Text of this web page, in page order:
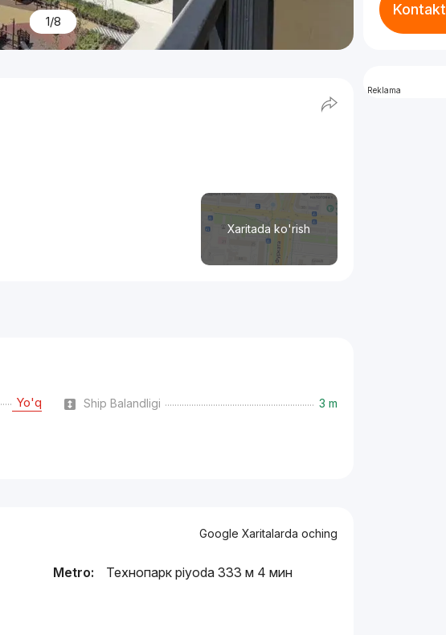
1/8
Xaritada ko'rish
Yo'q Ship Balandligi 3 m
Google Xaritalarda oching
Metro: Технопарк piyoda 333 м 4 мин
Reklama